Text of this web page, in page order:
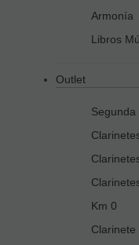
Armonía
Libros
Outlet
Segunda
Km 0
Clarinete